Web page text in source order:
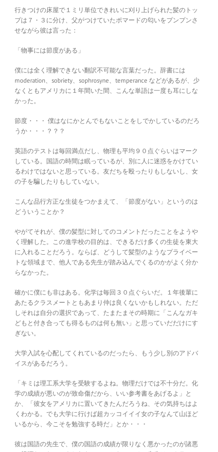
行きつけの床屋で１ミリ単位できれいに刈り上げられた髪のトッ
プは７・３に分け、父がつけていたポマードの匂いをプンプンさ
せながら彼は言った：
「物事には節度がある」
僕には全く理解できない翻訳不可能な言葉だった。辞書には
moderation、sobriety、sophrosyne、temperance などがあるが、少
なくともアメリカに１年間いた間、こんな単語は一度も耳にしな
かった。
節度・・・ 僕はなにかとんでもないことをしでかしているのだろ
うか・・・？？？
英語のテストは毎回満点だし、物理も平均９０点ぐらいはマーク
している。国語の時間は眠っているが、別に人に迷惑をかけてい
るわけではないと思っている。友だちを殴ったりもしないし、女
の子を騙したりもしていない。
こんな品行方正な生徒をつかまえて、「節度がない」というのは
どういうことか？
やがてそれが、僕の髪型に対してのコメントだったことをようや
く理解した。この進学校の目的は、できるだけ多くの生徒を東大
に入れることだろう。ならば、どうして髪型のようなプライベー
トな領域まで、他人である先生が踏み込んでくるのかがよく分か
らなかった。
確かに僕にも非はある。化学は毎回３０点ぐらいだ。１年後輩に
あたるクラスメートともあまり仲は良くないかもしれない。ただ
しそれは自分の選択であって、たまたまその時期に「こんなガキ
どもと付き合っても得るものは何も無い」と思っていだだけにす
ぎない。
大学入試を心配してくれているのだったら、もう少し別のアドバ
イスがあるだろう。
「キミは理工系大学を受験するよね。物理だけでは不十分だ。化
学の成績が悪いのが致命傷だから、いい参考書をあげるよ」と
か、「彼女をアメリカに置いてきたんだろうね、その気持ちはよ
くわかる。でも大学に行けば超カッコイイイ女の子なんて山ほど
いるから、今こそを勉強する時だ」とか・・・
彼は国語の先生で、僕の国語の成績が限りなく悪かったのが諸悪